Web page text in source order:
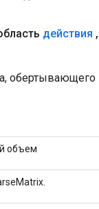
действия ,
объем